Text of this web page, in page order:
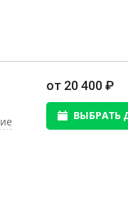
от 20 400 ₽
ВЫБРАТЬ